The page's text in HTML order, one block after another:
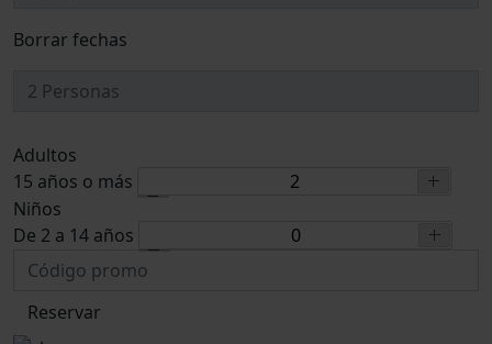
Borrar fechas
Adultos
15 años o más
Niños
De 2 a 14 años
Reservar